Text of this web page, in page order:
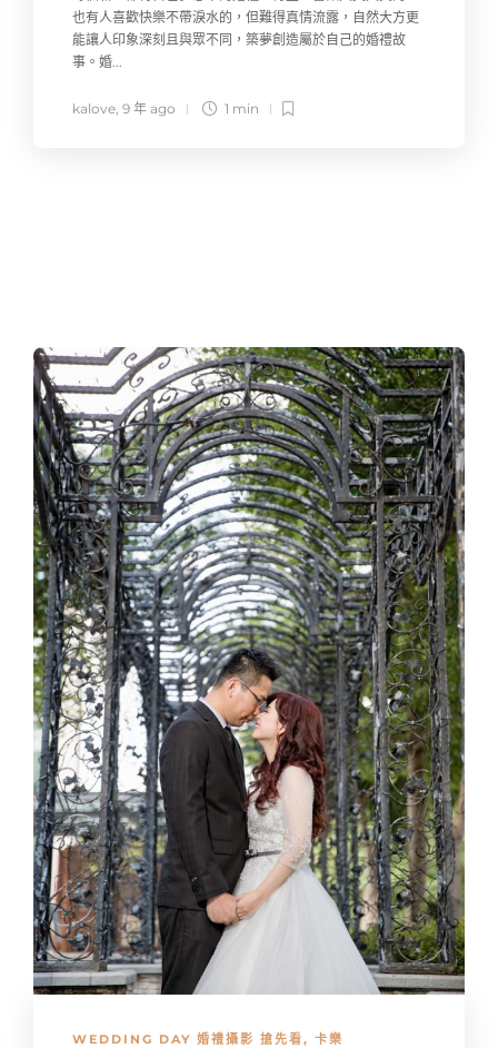
也有人喜歡快樂不帶淚水的，但難得真情流露，自然大方更
能讓人印象深刻且與眾不同，築夢創造屬於自己的婚禮故
事。婚...
kalove 9 年 ago 1 min
WEDDING DAY 婚禮攝影 搶先看, 卡樂